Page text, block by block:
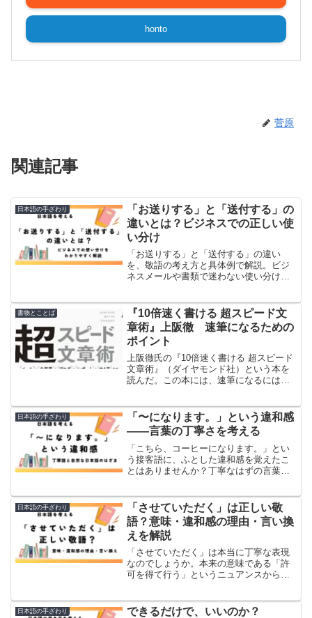
honto
菅原
関連記事
日本語の手ざわり
「お送りする」と「送付する」の
違いとは？ビジネスでの正しい使
い分け
「お送りする」と「送付する」の違い
を、敬語の考え方と具体例で解説。ビジ
ネスメールや書類で迷わない使い分けが
書物とことば
『10倍速く書ける 超スピード文
章術』上阪徹 速筆になるための
ポイント
上阪徹氏の『10倍速く書ける 超スピード
文章術』（ダイヤモンド社）という本を
読んだ。この本には、速筆になるには素
と、世の中の役に立つ文章を速く書け
日本語の手ざわり
「〜になります。」という違和感
――言葉の丁寧さを考える
「こちら、コーヒーになります。」とい
う接客語に、ふとした違和感を覚えたこ
とはありませんか？丁寧なはずの言葉が
手の立場から「〜になります。」をめぐ
る表現の問題を文芸的に探ります。
日本語の手ざわり
「させていただく」は正しい敬
語？意味・違和感の理由・言い換
えを解説
「させていただく」は本当に丁寧な表現
なのでしょうか。本来の意味である「許
可を得て行う」というニュアンスから、
述をもとにわかりやすく解説します。
日本語の手ざわり
できるだけで、いいのか？